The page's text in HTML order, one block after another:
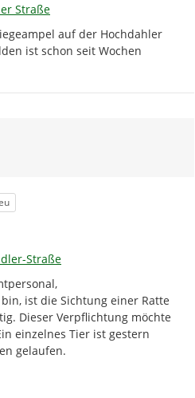
Straße
auf der Hochdahler
ist schon seit Wochen
Straße
ist die Sichtung einer Ratte
Dieser Verpflichtung möchte
einzelnes Tier ist gestern
gelaufen.